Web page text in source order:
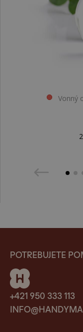
Vonný
POTREBUJETE
+421 950 333 113